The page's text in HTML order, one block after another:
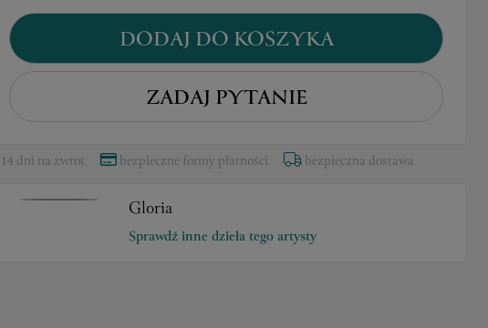
DODAJ DO KOSZYKA
ZADAJ PYTANIE
14 dni na zwrot bezpieczne formy płatności bezpieczna dostawa
Gloria
Sprawdź inne dzieła tego artysty